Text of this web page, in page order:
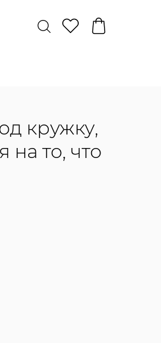
кружку,
на то, что